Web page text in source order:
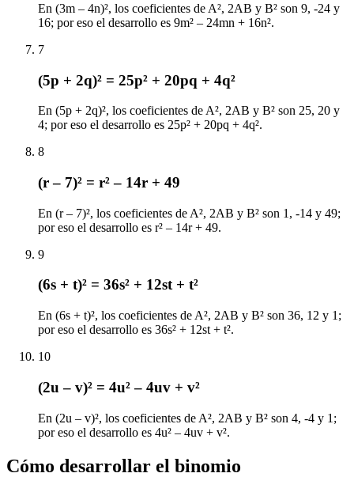
En (3m – 4n)², los coeficientes de A², 2AB y B² son 9, -24 y
16; por eso el desarrollo es 9m² – 24mn + 16n².
7
(5p + 2q)² = 25p² + 20pq + 4q²
En (5p + 2q)², los coeficientes de A², 2AB y B² son 25, 20 y
4; por eso el desarrollo es 25p² + 20pq + 4q².
8
(r – 7)² = r² – 14r + 49
En (r – 7)², los coeficientes de A², 2AB y B² son 1, -14 y 49;
por eso el desarrollo es r² – 14r + 49.
9
(6s + t)² = 36s² + 12st + t²
En (6s + t)², los coeficientes de A², 2AB y B² son 36, 12 y 1;
por eso el desarrollo es 36s² + 12st + t².
10
(2u – v)² = 4u² – 4uv + v²
En (2u – v)², los coeficientes de A², 2AB y B² son 4, -4 y 1;
por eso el desarrollo es 4u² – 4uv + v².
Cómo desarrollar el binomio